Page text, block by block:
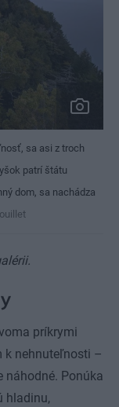
sa asi z troch
patrí štátu
dom, sa nachádza
príkrymi
k nehnuteľnosti –
náhodné. Ponúka
hladinu,